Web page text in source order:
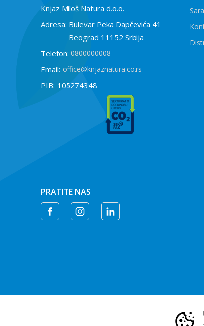
Knjaz Miloš Natura d.o.o.
Adresa: Bulevar Peka Dapčevića 41
Beograd 11152 Srbija
Telefon: 0800000008
Email: office@knjaznatura.co.rs
PIB: 105274348
PRATITE NAS